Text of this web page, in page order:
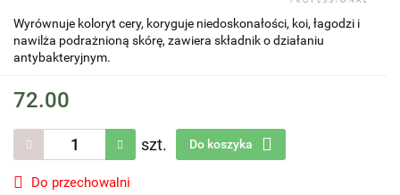
Wyrównuje koloryt cery, koryguje niedoskonałości, koi, łagodzi i
nawilża podrażnioną skórę, zawiera składnik o działaniu
antybakteryjnym.
72.00
szt. Do koszyka
Do przechowalni